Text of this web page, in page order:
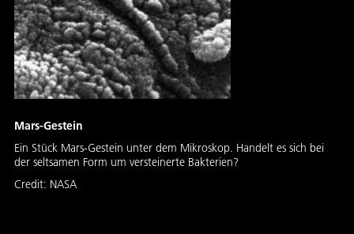
Mars-Gestein
Ein Stück Mars-Gestein unter dem Mikroskop. Handelt es sich bei
der seltsamen Form um versteinerte Bakterien?
Credit: NASA